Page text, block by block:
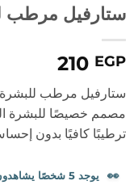
ستارفيل مرطب
210 EGP
مصمم خصيصًا للبشرة
ترطيبًا كافيًا بدون
👀 يوجد 5 شخصًا يشاهدون هذا المنتج الآن.